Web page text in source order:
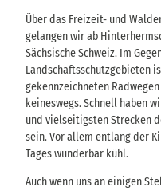
Über das Freizeit- und
gelangen wir ab
Sächsische Schweiz. Im
Landschaftsschutzgebieten
gekennzeichneten
keineswegs. Schnell haben
und vielseitigsten Strecken
sein. Vor allem entlang der
Tages wunderbar kühl.
Auch wenn uns an einigen